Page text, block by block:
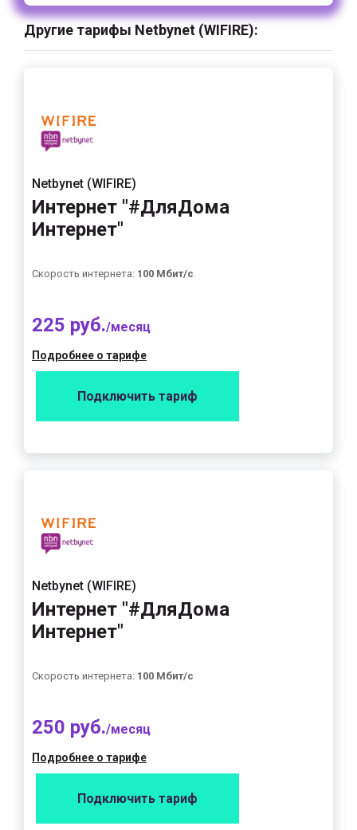
Другие тарифы Netbynet (WIFIRE):
Netbynet (WIFIRE)
Интернет "#ДляДома
Интернет"
Скорость интернета: 100 Мбит/с
225 руб./месяц
Подробнее о тарифе
Подключить тариф
Netbynet (WIFIRE)
Интернет "#ДляДома
Интернет"
Скорость интернета: 100 Мбит/с
250 руб./месяц
Подробнее о тарифе
Подключить тариф